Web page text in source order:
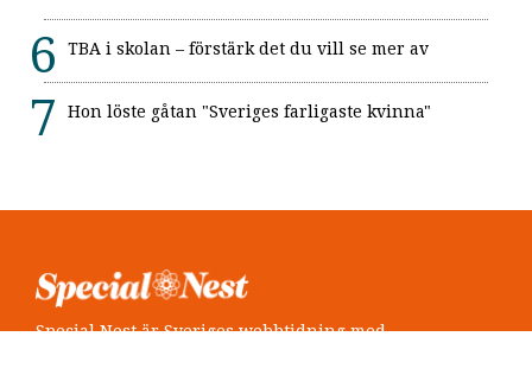
TBA i skolan – förstärk det du vill se mer av
Hon löste gåtan "Sveriges farligaste kvinna"
Special Nest är Sveriges webbtidning med